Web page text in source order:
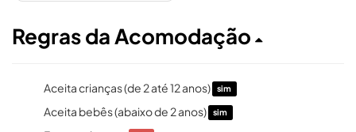
Regras da Acomodação
Aceita crianças (de 2 até 12 anos) sim
Aceita bebês (abaixo de 2 anos) sim